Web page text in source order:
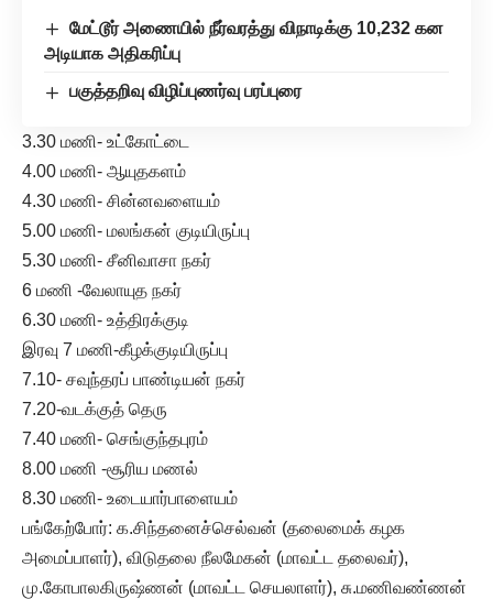
மேட்டூர் அணையில் நீர்வரத்து விநாடிக்கு 10,232 கன
அடியாக அதிகரிப்பு
பகுத்தறிவு விழிப்புணர்வு பரப்புரை
3.30 மணி- உட்கோட்டை
4.00 மணி- ஆயுதகளம்
4.30 மணி- சின்னவளையம்
5.00 மணி- மலங்கன் குடியிருப்பு
5.30 மணி- சீனிவாசா நகர்
6 மணி -வேலாயுத நகர்
6.30 மணி- உத்திரக்குடி
இரவு 7 மணி-கீழக்குடியிருப்பு
7.10- சவுந்தரப் பாண்டியன் நகர்
7.20-வடக்குத் தெரு
7.40 மணி- செங்குந்தபுரம்
8.00 மணி -சூரிய மணல்
8.30 மணி- உடையார்பாளையம்
பங்கேற்போர்: க.சிந்தனைச்செல்வன் (தலைமைக் கழக
அமைப்பாளர்), விடுதலை நீலமேகன் (மாவட்ட தலைவர்),
மு.கோபாலகிருஷ்ணன் (மாவட்ட செயலாளர்), சு.மணிவண்ணன்